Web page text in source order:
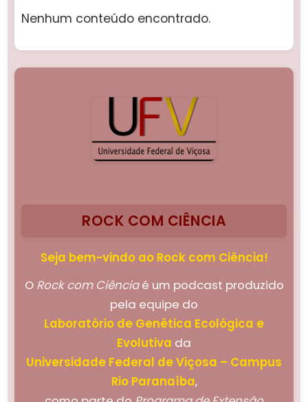
Nenhum conteúdo encontrado.
ROCK COM CIÊNCIA
Seja bem-vindo ao Rock com Ciência!
O Rock com Ciênciaé um podcast produzido
pela equipe do
Laboratório de Genética Ecológica e
Evolutiva da
Universidade Federal de Viçosa – Campus
Rio Paranaíba,